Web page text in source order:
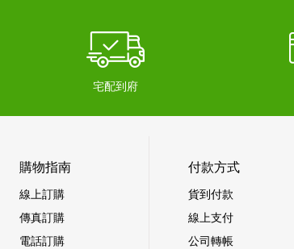
宅配到府
購物指南
線上訂購
傳真訂購
電話訂購
付款方式
貨到付款
線上支付
公司轉帳